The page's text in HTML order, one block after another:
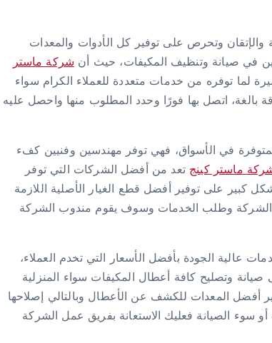
وتحرص على توفير كل الأدوات والمعدات
في صيانة وتنظيف المكيفات، حيث أن شركة ماستر
لما توفره من خدمات متعددة للعملاء الكرام سواء
بالغة، اتصل بها فورًا وحدد المطلوب منها واحصل عليه
في الأسواق، فهي توفر مهندسين وفنيين كفء
ماستر كينج تعد من أفضل الشركات التي توفر
كبير على توفير أفضل قطع الغيار الأصلية اللازمة
الشركة وطلب الخدمات وسوف يقوم مندوب الشركة
عالية الجودة بأفضل الأسعار التي تخدم العملاء،
وتصليح كافة أعطال المكيفات سواء المنزلية
أفضل المعدات للكشف عن الأعطال وبالتالي إصلاحها
الصيانة فعليك الاستعانة بفريق عمل الشركة